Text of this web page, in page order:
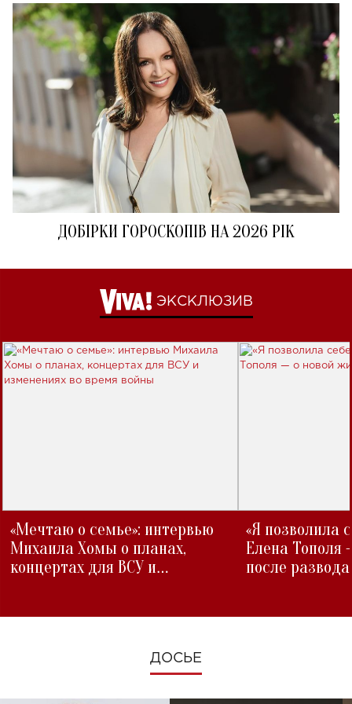
ДОБІРКИ ГОРОСКОПІВ НА 2026 РІК
ЭКСКЛЮЗИВ
«Мечтаю о семье»: интервью
Михаила Хомы о планах,
концертах для ВСУ и
«Я позволила
Елена Тополя
после развода
ДОСЬЕ